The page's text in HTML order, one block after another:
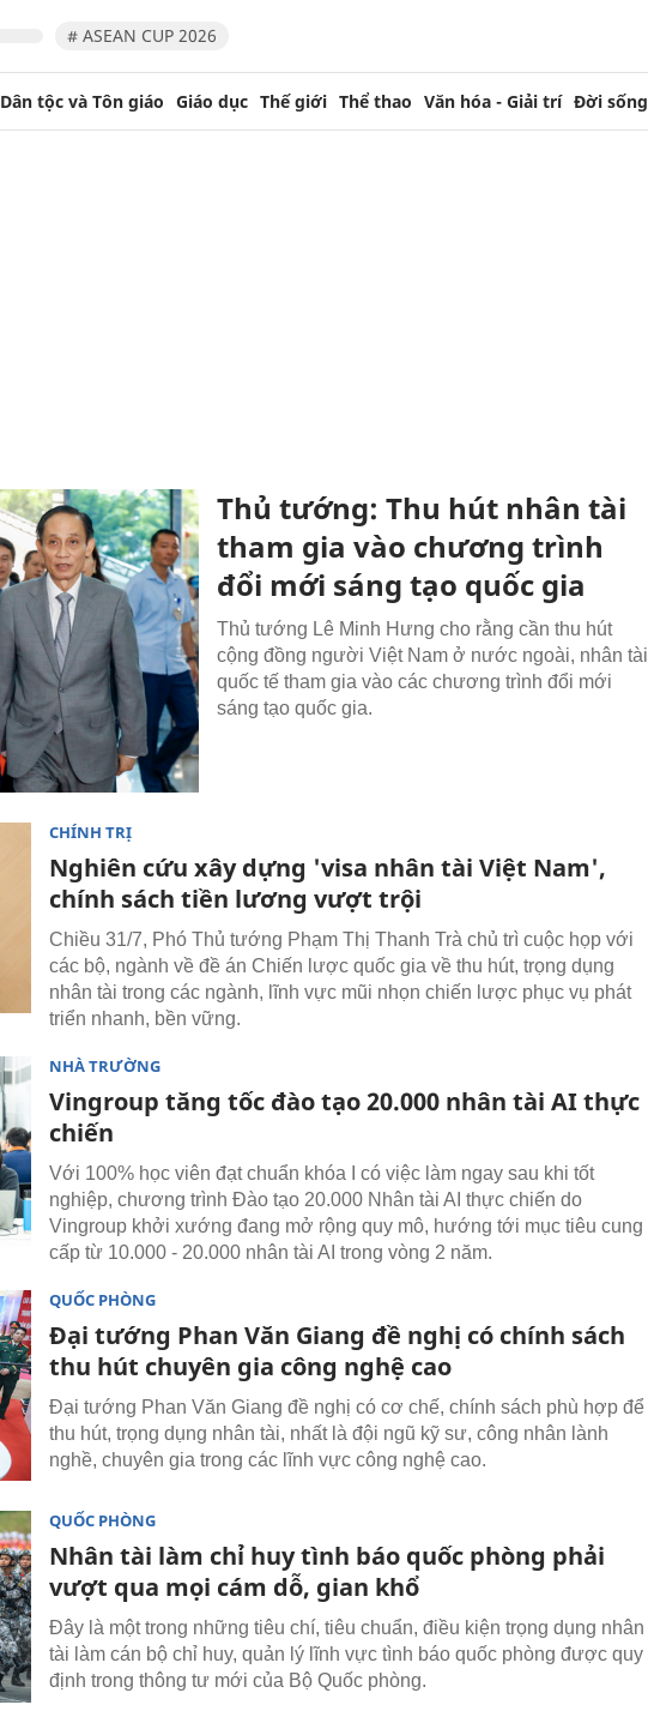
# ASEAN CUP 2026
Dân tộc và Tôn giáo Giáo dục Thế giới Thể thao Văn hóa - Giải trí Đời sống
Thủ tướng: Thu hút nhân tài
tham gia vào chương trình
đổi mới sáng tạo quốc gia
Thủ tướng Lê Minh Hưng cho rằng cần thu hút
cộng đồng người Việt Nam ở nước ngoài, nhân tài
quốc tế tham gia vào các chương trình đổi mới
sáng tạo quốc gia.
CHÍNH TRỊ
Nghiên cứu xây dựng 'visa nhân tài Việt Nam',
chính sách tiền lương vượt trội
Chiều 31/7, Phó Thủ tướng Phạm Thị Thanh Trà chủ trì cuộc họp với
các bộ, ngành về đề án Chiến lược quốc gia về thu hút, trọng dụng
nhân tài trong các ngành, lĩnh vực mũi nhọn chiến lược phục vụ phát
triển nhanh, bền vững.
NHÀ TRƯỜNG
Vingroup tăng tốc đào tạo 20.000 nhân tài AI thực
chiến
Với 100% học viên đạt chuẩn khóa I có việc làm ngay sau khi tốt
nghiệp, chương trình Đào tạo 20.000 Nhân tài AI thực chiến do
Vingroup khởi xướng đang mở rộng quy mô, hướng tới mục tiêu cung
cấp từ 10.000 - 20.000 nhân tài AI trong vòng 2 năm.
QUỐC PHÒNG
Đại tướng Phan Văn Giang đề nghị có chính sách
thu hút chuyên gia công nghệ cao
Đại tướng Phan Văn Giang đề nghị có cơ chế, chính sách phù hợp để
thu hút, trọng dụng nhân tài, nhất là đội ngũ kỹ sư, công nhân lành
nghề, chuyên gia trong các lĩnh vực công nghệ cao.
QUỐC PHÒNG
Nhân tài làm chỉ huy tình báo quốc phòng phải
vượt qua mọi cám dỗ, gian khổ
Đây là một trong những tiêu chí, tiêu chuẩn, điều kiện trọng dụng nhân
tài làm cán bộ chỉ huy, quản lý lĩnh vực tình báo quốc phòng được quy
định trong thông tư mới của Bộ Quốc phòng.